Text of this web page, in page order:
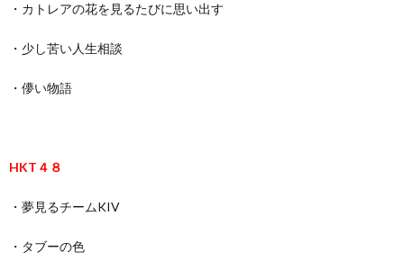
・カトレアの花を見るたびに思い出す
・少し苦い人生相談
・儚い物語
HKT４８
・夢見るチームKIV
・タブーの色